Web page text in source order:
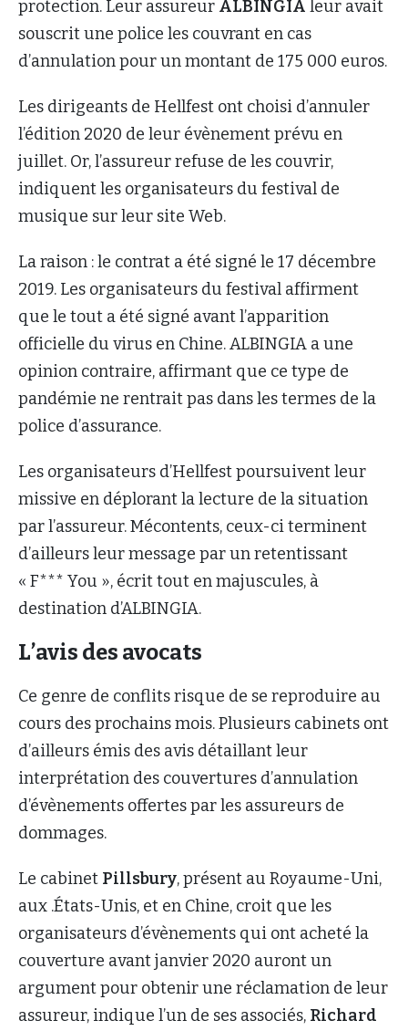
protection. Leur assureur ALBINGIA leur avait
souscrit une police les couvrant en cas
d’annulation pour un montant de 175 000 euros.
Les dirigeants de Hellfest ont choisi d’annuler
l’édition 2020 de leur évènement prévu en
juillet. Or, l’assureur refuse de les couvrir,
indiquent les organisateurs du festival de
musique sur leur site Web.
La raison : le contrat a été signé le 17 décembre
2019. Les organisateurs du festival affirment
que le tout a été signé avant l’apparition
officielle du virus en Chine. ALBINGIA a une
opinion contraire, affirmant que ce type de
pandémie ne rentrait pas dans les termes de la
police d’assurance.
Les organisateurs d’Hellfest poursuivent leur
missive en déplorant la lecture de la situation
par l’assureur. Mécontents, ceux-ci terminent
d’ailleurs leur message par un retentissant
« F*** You », écrit tout en majuscules, à
destination d’ALBINGIA.
L’avis des avocats
Ce genre de conflits risque de se reproduire au
cours des prochains mois. Plusieurs cabinets ont
d’ailleurs émis des avis détaillant leur
interprétation des couvertures d’annulation
d’évènements offertes par les assureurs de
dommages.
Le cabinet Pillsbury, présent au Royaume-Uni,
aux .États-Unis, et en Chine, croit que les
organisateurs d’évènements qui ont acheté la
couverture avant janvier 2020 auront un
argument pour obtenir une réclamation de leur
assureur, indique l’un de ses associés, Richard